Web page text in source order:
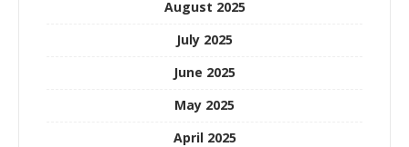
August 2025
July 2025
June 2025
May 2025
April 2025